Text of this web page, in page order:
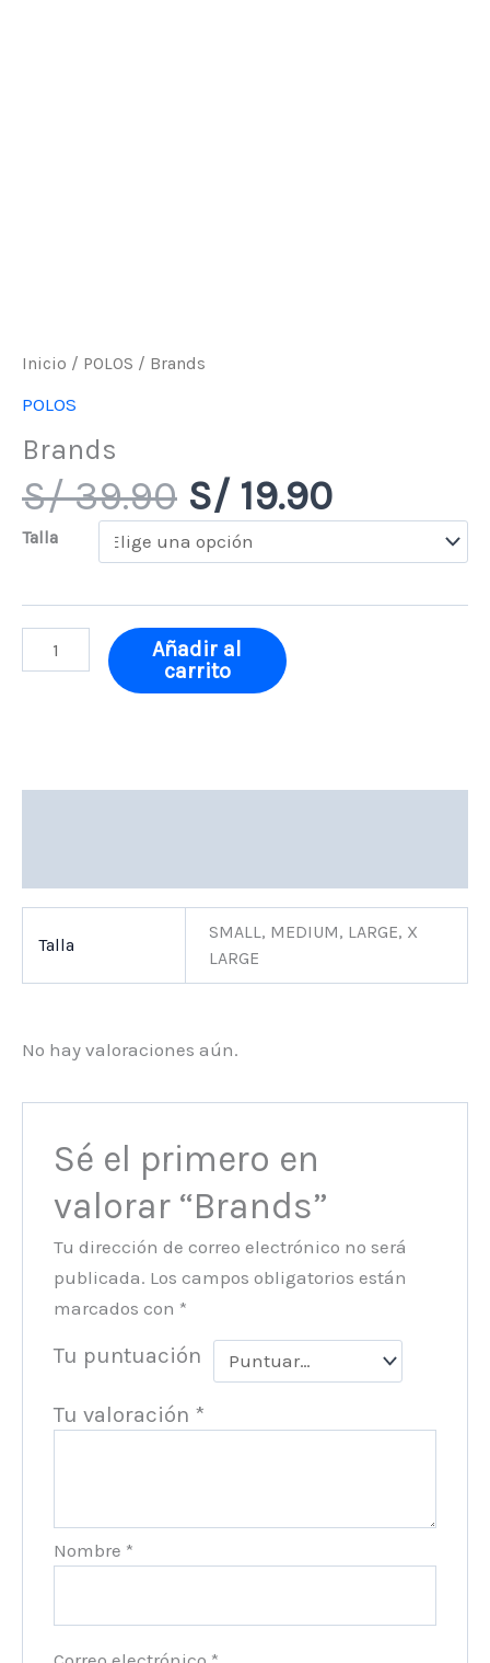
Inicio / POLOS / Brands
POLOS
Brands
S/39.90 S/ 19.90
Talla
Añadir al
carrito
Talla
SMALL, MEDIUM, LARGE, X
LARGE
No hay valoraciones aún.
Sé el primero en
valorar “Brands”
Tu dirección de correo electrónico no será
publicada. Los campos obligatorios están
marcados con *
Tu puntuación
Tu valoración *
Nombre *